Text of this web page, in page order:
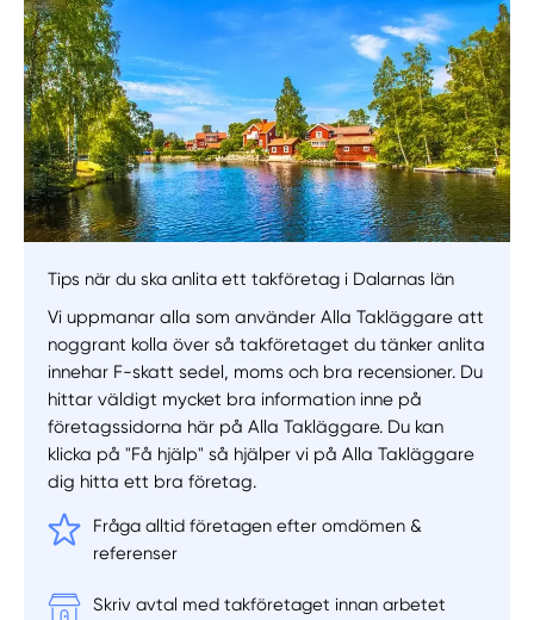
Manuellt Få hjälp
Tips när du ska anlita ett takföretag i Dalarnas län
Vi uppmanar alla som använder Alla Takläggare att
noggrant kolla över så takföretaget du tänker anlita
innehar F-skatt sedel, moms och bra recensioner. Du
hittar väldigt mycket bra information inne på
företagssidorna här på Alla Takläggare. Du kan
klicka på "Få hjälp" så hjälper vi på Alla Takläggare
dig hitta ett bra företag.
Fråga alltid företagen efter omdömen &
referenser
Skriv avtal med takföretaget innan arbetet